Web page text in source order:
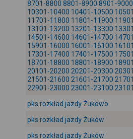
8701-8800 8801-8900 8901-9000
10301-10400 10401-10500
11701-11800 11801-11900
13101-13200 13201-13300
14501-14600 14601-14700
15901-16000 16001-16100
17301-17400 17401-17500
18701-18800 18801-18900
20101-20200 20201-20300
21501-21600 21601-21700
22901-23000 23001-23100
pks rozkład jazdy Żukowo
pks rozkład jazdy Żuków
pks rozkład jazdy Żuków